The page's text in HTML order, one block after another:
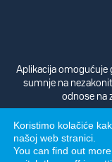
Aplikacija omogućuje
sumnje na
odnose na
Koristimo kolačiće
našoj web stranici.
You can find out